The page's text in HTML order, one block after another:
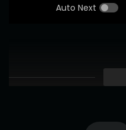
Auto Next